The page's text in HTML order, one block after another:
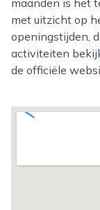
maanden is het
met uitzicht op
openingstijden,
activiteiten
de officiële